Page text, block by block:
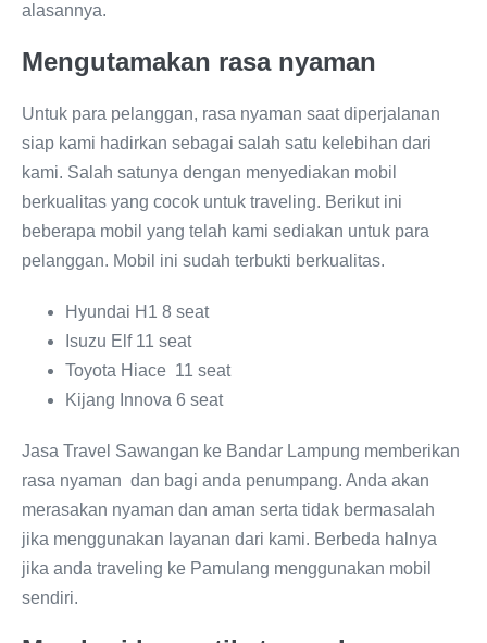
alasannya.
Mengutamakan rasa nyaman
Untuk para pelanggan, rasa nyaman saat diperjalanan
siap kami hadirkan sebagai salah satu kelebihan dari
kami. Salah satunya dengan menyediakan mobil
berkualitas yang cocok untuk traveling. Berikut ini
beberapa mobil yang telah kami sediakan untuk para
pelanggan. Mobil ini sudah terbukti berkualitas.
Hyundai H1 8 seat
Isuzu Elf 11 seat
Toyota Hiace 11 seat
Kijang Innova 6 seat
Jasa Travel Sawangan ke Bandar Lampung memberikan
rasa nyaman dan bagi anda penumpang. Anda akan
merasakan nyaman dan aman serta tidak bermasalah
jika menggunakan layanan dari kami. Berbeda halnya
jika anda traveling ke Pamulang menggunakan mobil
sendiri.